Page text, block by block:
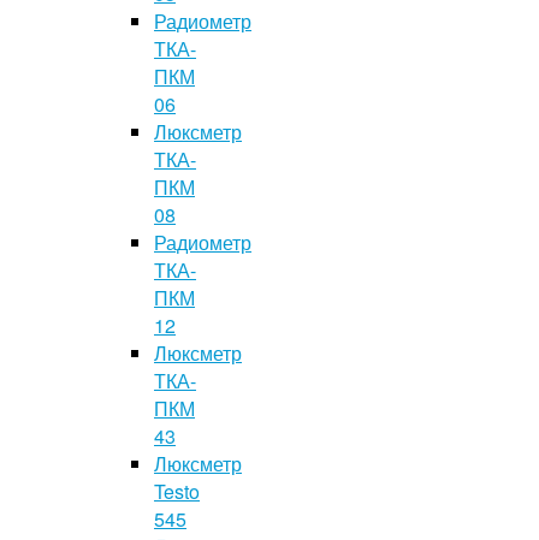
Радиометр
ТКА-
ПКМ
06
Люксметр
ТКА-
ПКМ
08
Радиометр
ТКА-
ПКМ
12
Люксметр
ТКА-
ПКМ
43
Люксметр
Testo
545